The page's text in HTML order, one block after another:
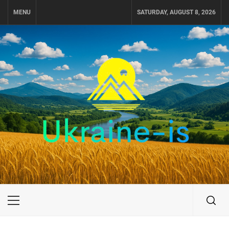
MENU SATURDAY, AUGUST 8, 2026
UKRAINE-IS
ПОДОРОЖI ПО УКРАЇНІ
Primary